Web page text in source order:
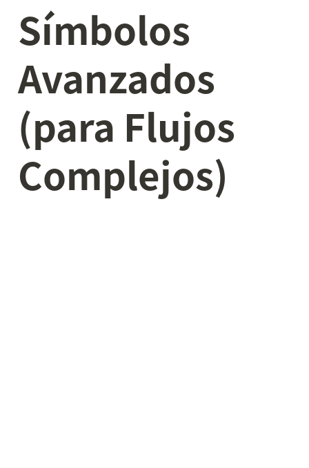
Símbolos
Avanzados
(para Flujos
Complejos)